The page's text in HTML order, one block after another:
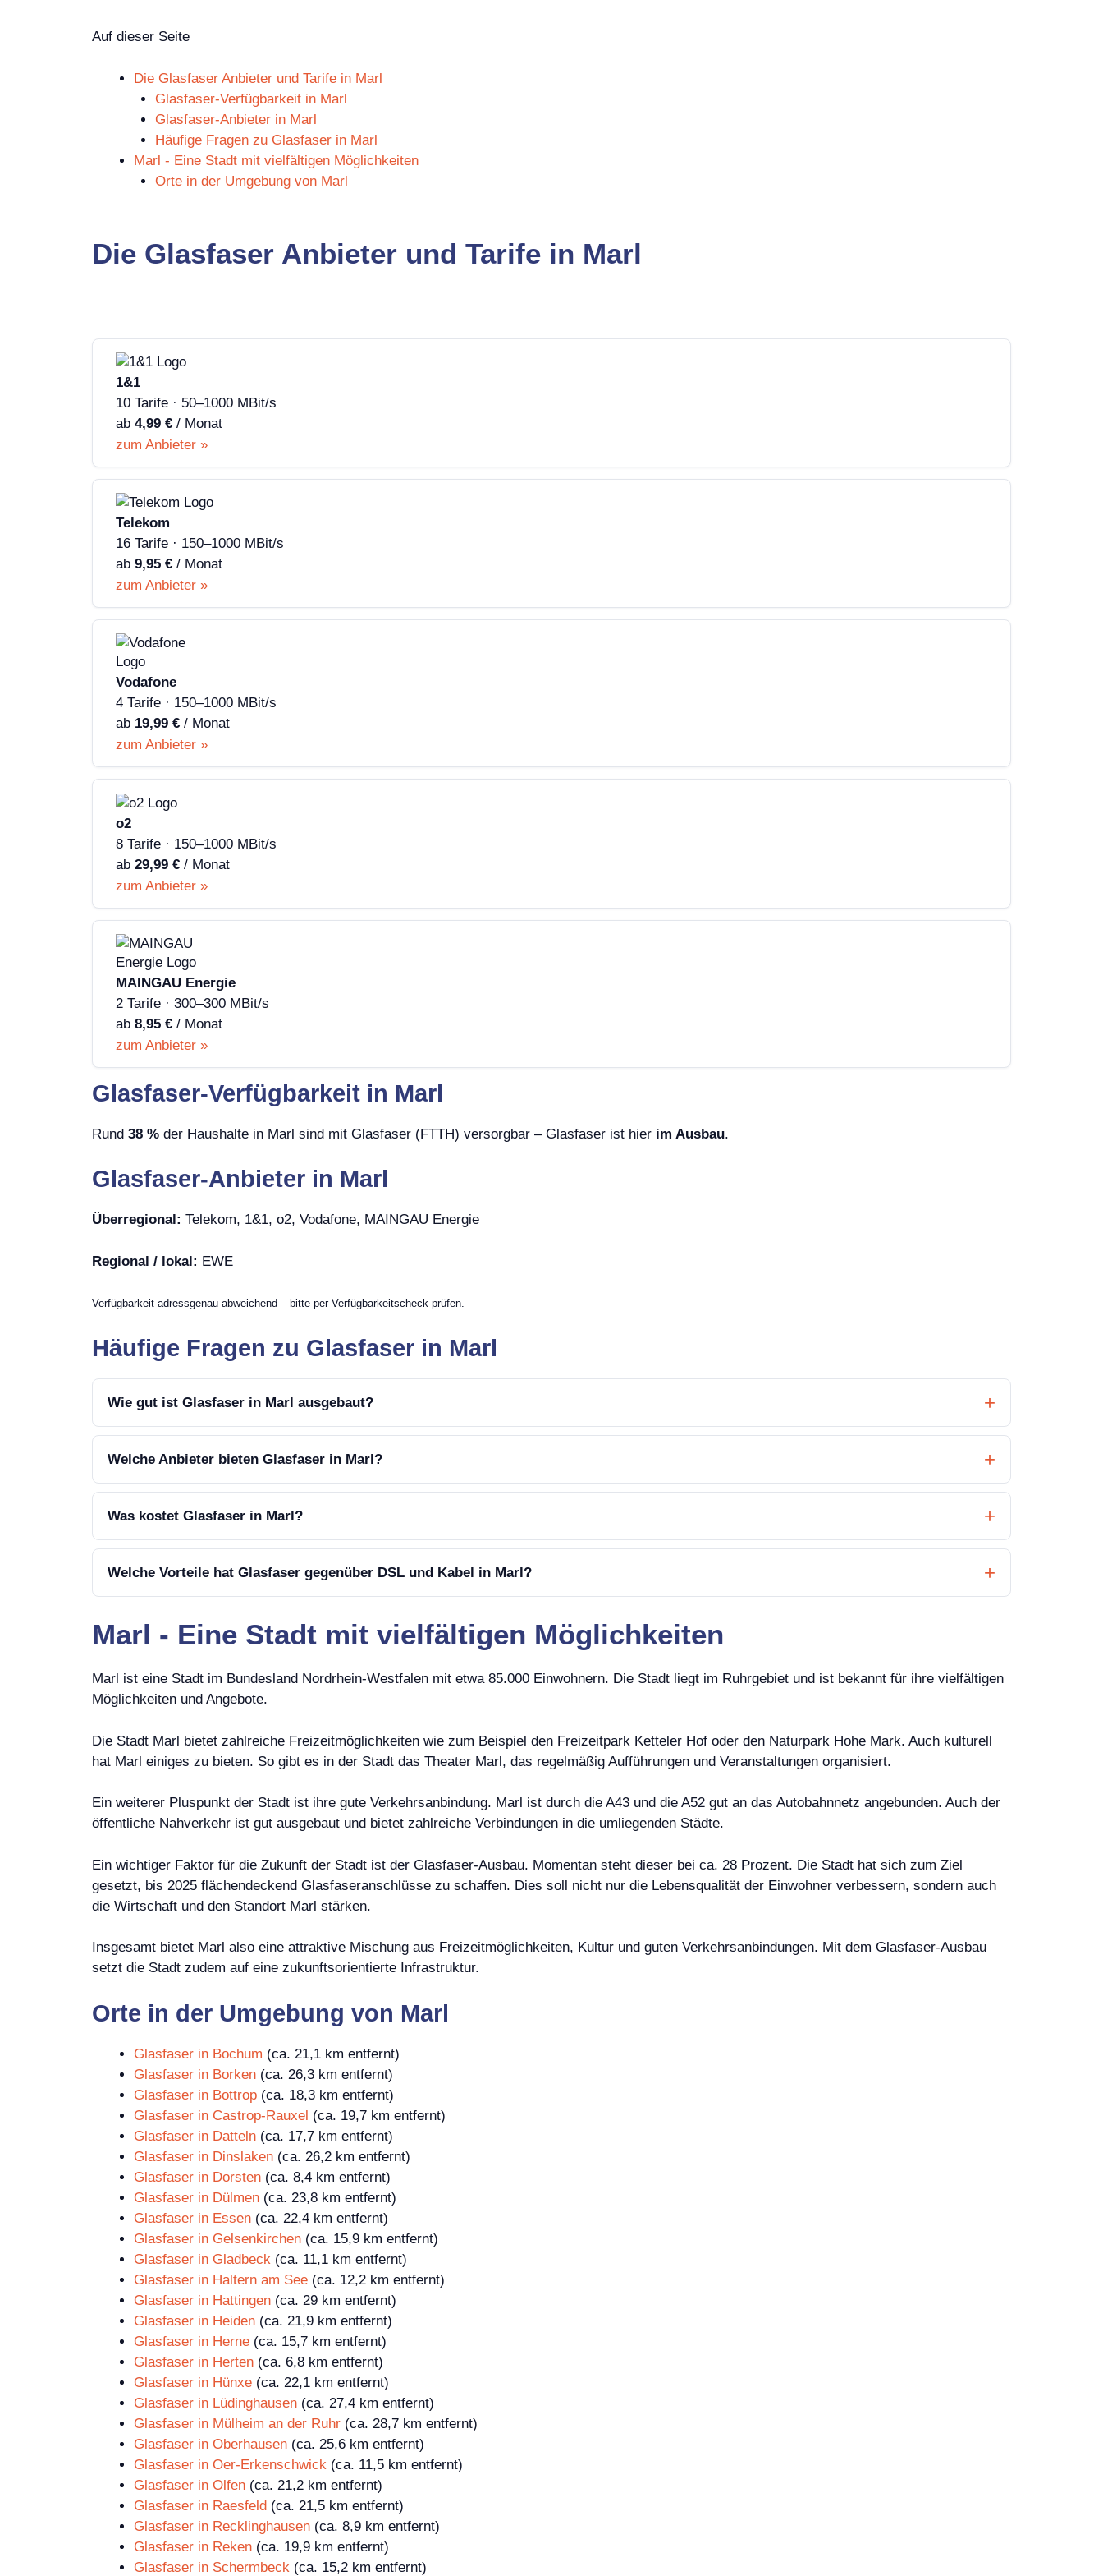
Auf dieser Seite
Die Glasfaser Anbieter und Tarife in Marl
Glasfaser-Verfügbarkeit in Marl
Glasfaser-Anbieter in Marl
Häufige Fragen zu Glasfaser in Marl
Marl - Eine Stadt mit vielfältigen Möglichkeiten
Orte in der Umgebung von Marl
Die Glasfaser Anbieter und Tarife in Marl
1&1
10 Tarife · 50–1000 MBit/s
ab 4,99 € / Monat
zum Anbieter »
Telekom
16 Tarife · 150–1000 MBit/s
ab 9,95 € / Monat
zum Anbieter »
Vodafone
4 Tarife · 150–1000 MBit/s
ab 19,99 € / Monat
zum Anbieter »
o2
8 Tarife · 150–1000 MBit/s
ab 29,99 € / Monat
zum Anbieter »
MAINGAU Energie
2 Tarife · 300–300 MBit/s
ab 8,95 € / Monat
zum Anbieter »
Glasfaser-Verfügbarkeit in Marl
Rund 38 % der Haushalte in Marl sind mit Glasfaser (FTTH) versorgbar – Glasfaser ist hier im Ausbau.
Glasfaser-Anbieter in Marl
Überregional: Telekom, 1&1, o2, Vodafone, MAINGAU Energie
Regional / lokal: EWE
Verfügbarkeit adressgenau abweichend – bitte per Verfügbarkeitscheck prüfen.
Häufige Fragen zu Glasfaser in Marl
Wie gut ist Glasfaser in Marl ausgebaut?
Welche Anbieter bieten Glasfaser in Marl?
Was kostet Glasfaser in Marl?
Welche Vorteile hat Glasfaser gegenüber DSL und Kabel in Marl?
Marl - Eine Stadt mit vielfältigen Möglichkeiten
Marl ist eine Stadt im Bundesland Nordrhein-Westfalen mit etwa 85.000 Einwohnern. Die Stadt liegt im Ruhrgebiet und ist bekannt für ihre vielfältigen
Möglichkeiten und Angebote.
Die Stadt Marl bietet zahlreiche Freizeitmöglichkeiten wie zum Beispiel den Freizeitpark Ketteler Hof oder den Naturpark Hohe Mark. Auch kulturell
hat Marl einiges zu bieten. So gibt es in der Stadt das Theater Marl, das regelmäßig Aufführungen und Veranstaltungen organisiert.
Ein weiterer Pluspunkt der Stadt ist ihre gute Verkehrsanbindung. Marl ist durch die A43 und die A52 gut an das Autobahnnetz angebunden. Auch der
öffentliche Nahverkehr ist gut ausgebaut und bietet zahlreiche Verbindungen in die umliegenden Städte.
Ein wichtiger Faktor für die Zukunft der Stadt ist der Glasfaser-Ausbau. Momentan steht dieser bei ca. 28 Prozent. Die Stadt hat sich zum Ziel
gesetzt, bis 2025 flächendeckend Glasfaseranschlüsse zu schaffen. Dies soll nicht nur die Lebensqualität der Einwohner verbessern, sondern auch
die Wirtschaft und den Standort Marl stärken.
Insgesamt bietet Marl also eine attraktive Mischung aus Freizeitmöglichkeiten, Kultur und guten Verkehrsanbindungen. Mit dem Glasfaser-Ausbau
setzt die Stadt zudem auf eine zukunftsorientierte Infrastruktur.
Orte in der Umgebung von Marl
Glasfaser in Bochum (ca. 21,1 km entfernt)
Glasfaser in Borken (ca. 26,3 km entfernt)
Glasfaser in Bottrop (ca. 18,3 km entfernt)
Glasfaser in Castrop-Rauxel (ca. 19,7 km entfernt)
Glasfaser in Datteln (ca. 17,7 km entfernt)
Glasfaser in Dinslaken (ca. 26,2 km entfernt)
Glasfaser in Dorsten (ca. 8,4 km entfernt)
Glasfaser in Dülmen (ca. 23,8 km entfernt)
Glasfaser in Essen (ca. 22,4 km entfernt)
Glasfaser in Gelsenkirchen (ca. 15,9 km entfernt)
Glasfaser in Gladbeck (ca. 11,1 km entfernt)
Glasfaser in Haltern am See (ca. 12,2 km entfernt)
Glasfaser in Hattingen (ca. 29 km entfernt)
Glasfaser in Heiden (ca. 21,9 km entfernt)
Glasfaser in Herne (ca. 15,7 km entfernt)
Glasfaser in Herten (ca. 6,8 km entfernt)
Glasfaser in Hünxe (ca. 22,1 km entfernt)
Glasfaser in Lüdinghausen (ca. 27,4 km entfernt)
Glasfaser in Mülheim an der Ruhr (ca. 28,7 km entfernt)
Glasfaser in Oberhausen (ca. 25,6 km entfernt)
Glasfaser in Oer-Erkenschwick (ca. 11,5 km entfernt)
Glasfaser in Olfen (ca. 21,2 km entfernt)
Glasfaser in Raesfeld (ca. 21,5 km entfernt)
Glasfaser in Recklinghausen (ca. 8,9 km entfernt)
Glasfaser in Reken (ca. 19,9 km entfernt)
Glasfaser in Schermbeck (ca. 15,2 km entfernt)